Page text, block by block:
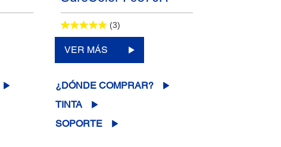
(3)
VER MÁS
¿DÓNDE COMPRAR?
TINTA
SOPORTE